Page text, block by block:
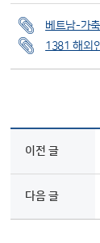
베트남-가
1381 해외
이전 글
다음 글